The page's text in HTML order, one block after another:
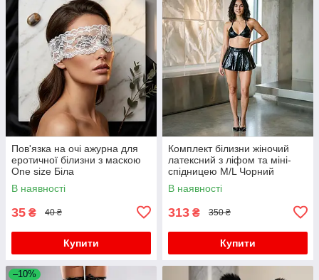
Пов'язка на очі ажурна для
еротичної білизни з маскою
One size Біла
В наявності
35 ₴ 40 ₴
Купити
Комплект білизни жіночий
латексний з ліфом та міні-
спідницею M/L Чорний
В наявності
313 ₴ 350 ₴
Купити
–10%